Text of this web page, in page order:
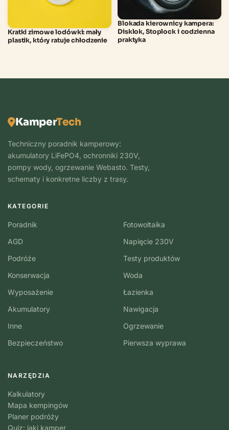
Kratki zimowe lodówki: mały
plastik, który ratuje chłodzenie
Blokada kierownicy kampera:
Disklok, Stoplock i codzienna
praktyka
KamperTech
Techniczny poradnik kamperowy:
akumulatory LiFePO4, ochronniki 230V,
pompy wody, ogrzewanie Webasto. Testy,
schematy i konkretne liczby z trasy.
KATEGORIE
Poradnik
AGD
Podróże
Konserwacja
Wyposażenie
Akumulatory
Inne
Bezpieczeństwo
Fotowoltaika
Napięcie 230V
Testy produktów
Woda
Łazienka
Nawigacja
Ogrzewanie
Pierwsza wyprawa
NARZĘDZIA
Kalkulatory
Mapa kempingów
Planer podróży
Quiz: jaki kamper